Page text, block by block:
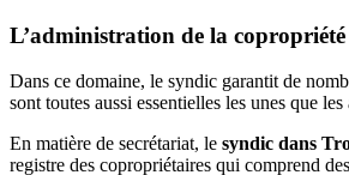
L’administration de la copropriété
Dans ce domaine, le syndic garantit de
sont toutes aussi essentielles les unes que les
En matière de secrétariat, le syndic dans
registre des copropriétaires qui comprend